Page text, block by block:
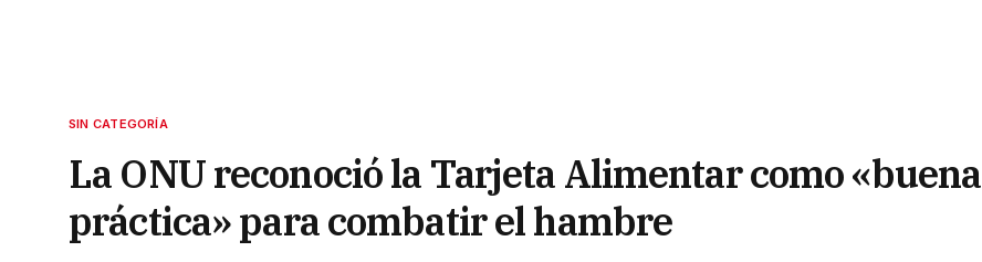
SIN CATEGORÍA
La ONU reconoció la Tarjeta Alimentar como «buena
práctica» para combatir el hambre